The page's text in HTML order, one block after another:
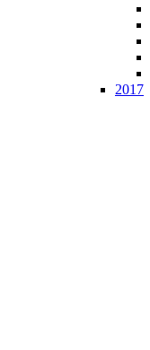
2017